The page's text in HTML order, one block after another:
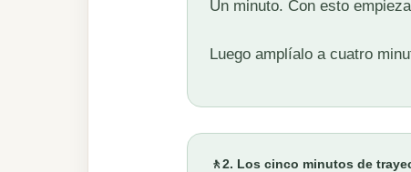
Un minuto. Con esto
Luego amplíalo a cuatro
🚶2. Los cinco minutos de